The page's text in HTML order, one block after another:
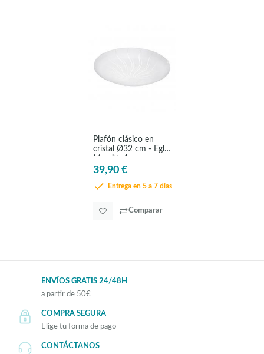
Plafón clásico en
cristal Ø32 cm - Eglo
Margitta1
39,90 €
Entrega en 5 a 7 días
Comparar
ENVÍOS GRATIS 24/48H
a partir de 50€
COMPRA SEGURA
Elige tu forma de pago
CONTÁCTANOS